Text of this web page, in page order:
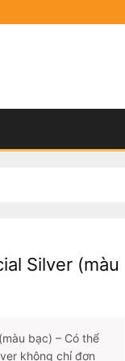
Silver (màu
bạc) – Có thể
không chỉ đơn